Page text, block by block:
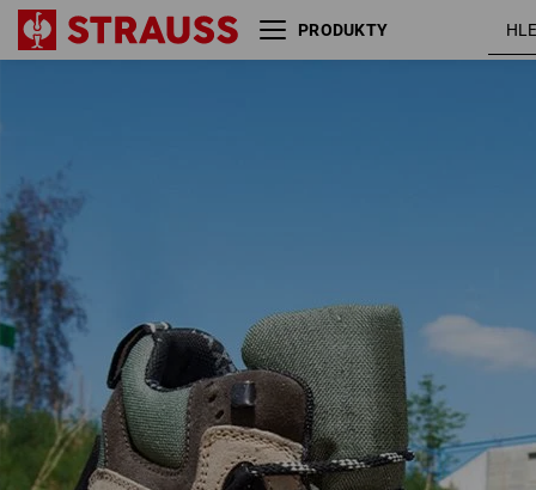
PRODUKTY
S3 Bezpečnostní obuv Rhön